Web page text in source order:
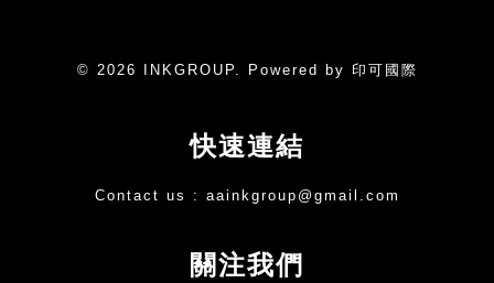
© 2026 INKGROUP. Powered by 印可國際
快速連結
Contact us : aainkgroup@gmail.com
關注我們